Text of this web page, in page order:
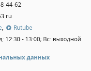
ОРГАНИЗАЦИИ
образовательной
44-62
,
Rutube
12:30 - 13:00; Вс: выходной.
данных